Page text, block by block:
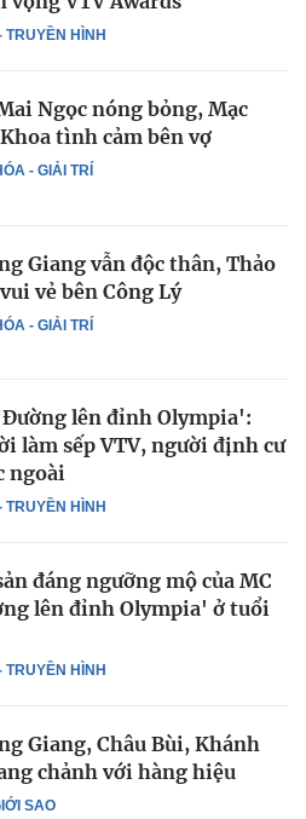
TRUYỀN HÌNH
- GIẢI TRÍ
Ngọc nóng bỏng, Mạc
tình cảm bên vợ
- GIẢI TRÍ
Giang vẫn độc thân, Thảo
vẻ bên Công Lý
TRUYỀN HÌNH
lên đỉnh Olympia':
làm sếp VTV, người định cư
ngoài
TRUYỀN HÌNH
đáng ngưỡng mộ của MC
lên đỉnh Olympia' ở tuổi
SAO
Giang, Châu Bùi, Khánh
chảnh với hàng hiệu